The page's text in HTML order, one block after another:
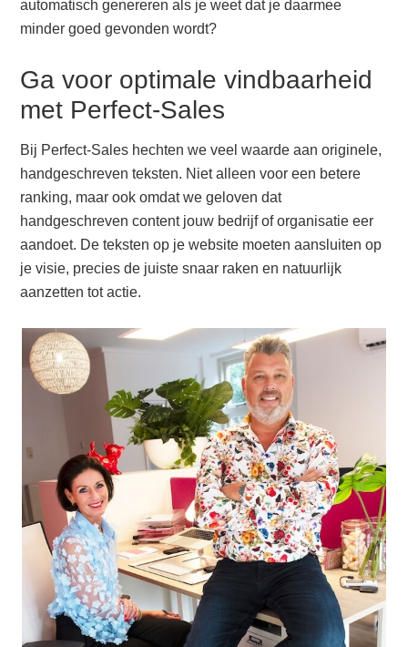
automatisch genereren als je weet dat je daarmee
minder goed gevonden wordt?
Ga voor optimale vindbaarheid
met Perfect-Sales
Bij Perfect-Sales hechten we veel waarde aan originele,
handgeschreven teksten. Niet alleen voor een betere
ranking, maar ook omdat we geloven dat
handgeschreven content jouw bedrijf of organisatie eer
aandoet. De teksten op je website moeten aansluiten op
je visie, precies de juiste snaar raken en natuurlijk
aanzetten tot actie.